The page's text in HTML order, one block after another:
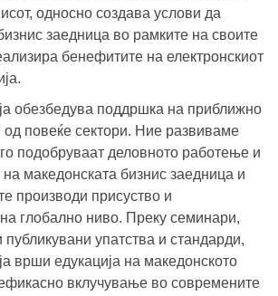
односно создава услови да
заедница во рамките на своите
бенефитите на електронскиот
обезбедува поддршка на приближно
повеќе сектори. Ние развиваме
подобруваат деловното работење и
македонската бизнис заедница и
производи присуство и
на глобално ниво. Преку семинари,
упатства и стандарди,
врши едукација на македонското
вклучување во современите